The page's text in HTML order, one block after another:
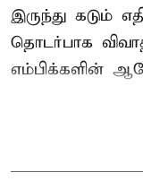
இருந்து கடும்
தொடர்பாக
எம்பிக்களின்